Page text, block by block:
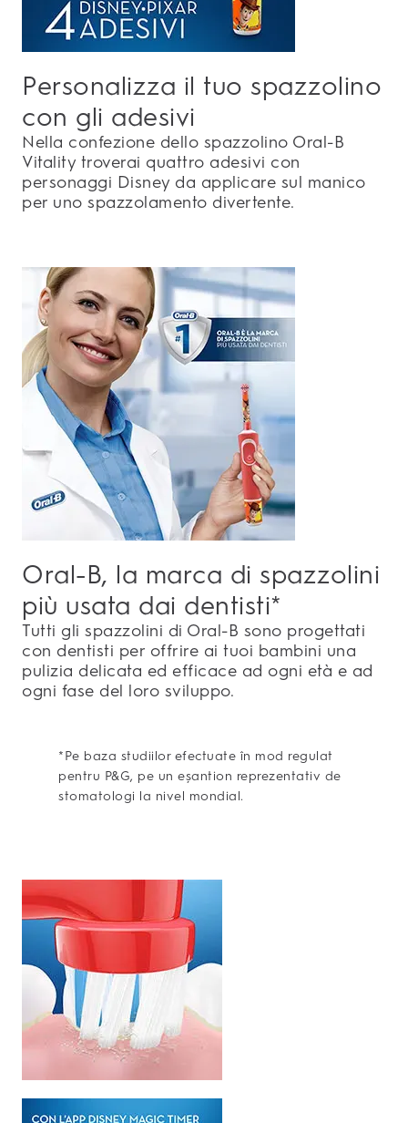
Personalizza il tuo spazzolino
con gli adesivi
Nella confezione dello spazzolino Oral-B
Vitality troverai quattro adesivi con
personaggi Disney da applicare sul manico
per uno spazzolamento divertente.
Oral-B, la marca di spazzolini
più usata dai dentisti*
Tutti gli spazzolini di Oral-B sono progettati
con dentisti per offrire ai tuoi bambini una
pulizia delicata ed efficace ad ogni età e ad
ogni fase del loro sviluppo.
*Pe baza studiilor efectuate în mod regulat
pentru P&G, pe un eșantion reprezentativ de
stomatologi la nivel mondial.